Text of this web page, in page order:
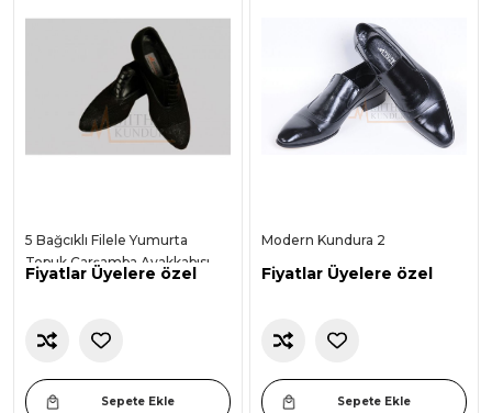
5 Bağcıklı Filele Yumurta
Topuk Çarşamba Ayakkabısı
Fiyatlar Üyelere özel
Sepete Ekle
Modern Kundura 2
Fiyatlar Üyelere özel
Sepete Ekle